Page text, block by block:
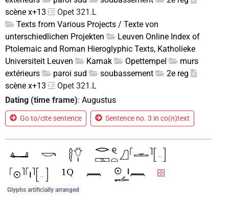
scène x+13
Opet 321.L
Texts from Various Projects / Texte von
unterschiedlichen Projekten
Leuven Online Index of
Ptolemaic and Roman Hieroglyphic Texts, Katholieke
Universiteit Leuven
Karnak Opettempel
murs
extérieurs
paroi sud soubassement
2e reg
scène x+13
Opet 321.L
Dating (time frame): Augustus
Go to/cite sentence Sentence no. 3 in co(n)text
Glyphs artificially arranged